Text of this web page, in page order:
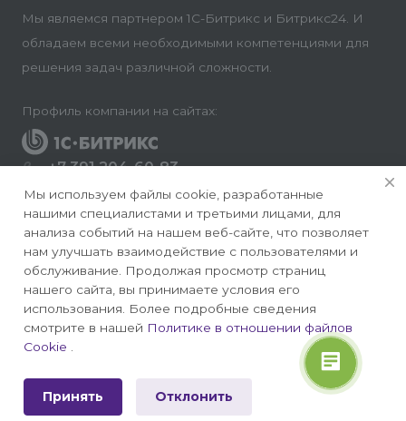
Мы являемся партнером 1С-Битрикс и Битрикс24. И
обладаем всеми необходимыми компетенциями для
решения задач различной сложности.
Профиль компании на сайтах:
+7 391 204-60-83
Заказать звонок
info@conversite.ru
г. Красноярск, ул. Ладо Кецховели 22а, офис 8-28/1
© 2026 Конверсайт - Разработка и продвижение
сайтов на 1С-Битрикс
Политика конфиденциальности
Мы используем файлы cookie, разработанные
нашими специалистами и третьими лицами, для
анализа событий на нашем веб-сайте, что позволяет
нам улучшать взаимодействие с пользователями и
обслуживание. Продолжая просмотр страниц
нашего сайта, вы принимаете условия его
использования. Более подробные сведения
смотрите в нашей Политике в отношении файлов
Cookie
Принять Отклонить